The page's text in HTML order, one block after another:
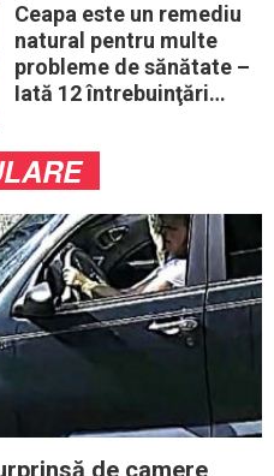
Ceapa este un remediu
natural pentru multe
probleme de sănătate –
Iată 12 întrebuinţări